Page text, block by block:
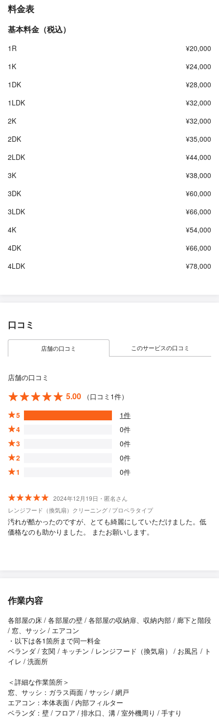
料金表
基本料金（税込）
1R
¥20,000
1K
¥24,000
1DK
¥28,000
1LDK
¥32,000
2K
¥32,000
2DK
¥35,000
2LDK
¥44,000
3K
¥38,000
3DK
¥60,000
3LDK
¥66,000
4K
¥54,000
4DK
¥66,000
4LDK
¥78,000
口コミ
店舗の口コミ このサービスの口コミ
店舗の口コミ
5.00
（口コミ1件）
5
1件
4
0件
3
0件
2
0件
1
0件
2024年12月19日・匿名さん
レンジフード（換気扇）クリーニング / プロペラタイプ
汚れが酷かったのですが、とても綺麗にしていただけました。低
価格なのも助かりました。 またお願いします。
作業内容
各部屋の床 / 各部屋の壁 / 各部屋の収納扉、収納内部 / 廊下と階段
/ 窓、サッシ / エアコン
・以下は各1箇所まで同一料金
ベランダ / 玄関 / キッチン / レンジフード（換気扇） / お風呂 / ト
イレ / 洗面所
＜詳細な作業箇所＞
窓、サッシ：ガラス両面 / サッシ / 網戸
エアコン：本体表面 / 内部フィルター
ベランダ：壁 / フロア / 排水口、溝 / 室外機周り / 手すり